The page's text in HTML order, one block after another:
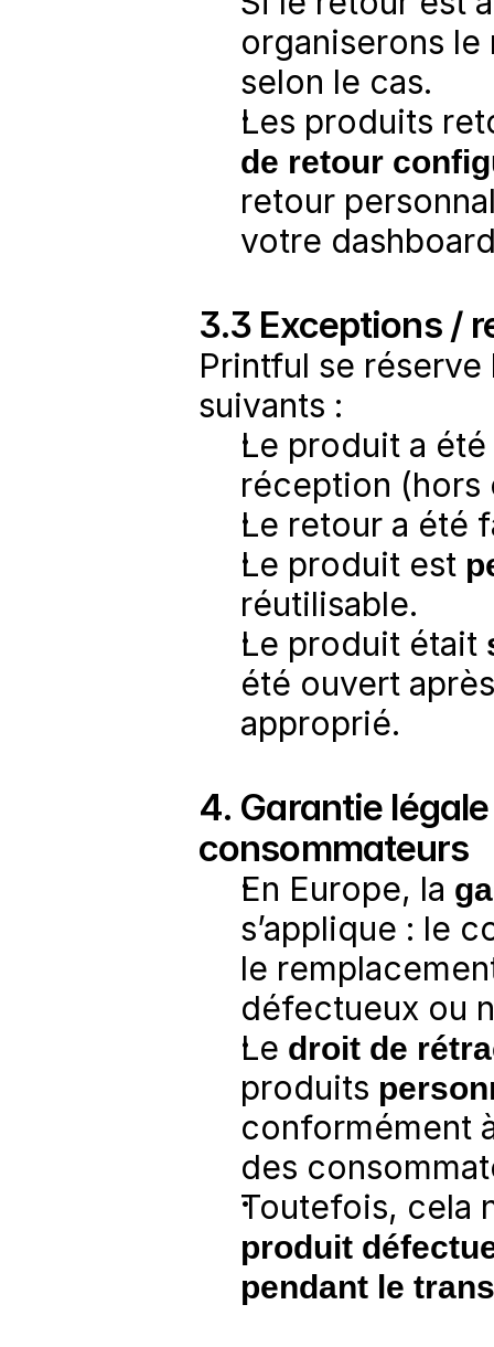
organiserons
selon le cas.
Les produits
de retour
retour
votre
3.3 Exceptions /
Printful se
suivants :
Le produit a été
réception (hors
Le retour a été
Le produit est
réutilisable.
Le produit était
été ouvert
approprié.
4. Garantie
consommateurs
En Europe, la
s’applique : le
le
défectueux ou
Le droit de
produits
conformément
des
produit
pendant le